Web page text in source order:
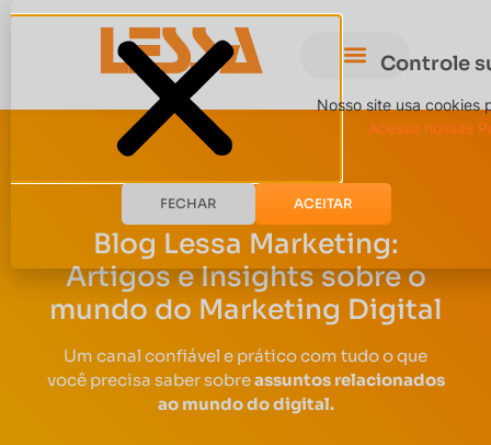
Blog Lessa Marketing:
Artigos e Insights sobre o
mundo do Marketing Digital
Um canal confiável e prático com tudo o que
você precisa saber sobreassuntos relacionados
ao mundo do digital.
Controle
Nosso site usa cookies
Acesse nossas
FECHAR ACEITAR